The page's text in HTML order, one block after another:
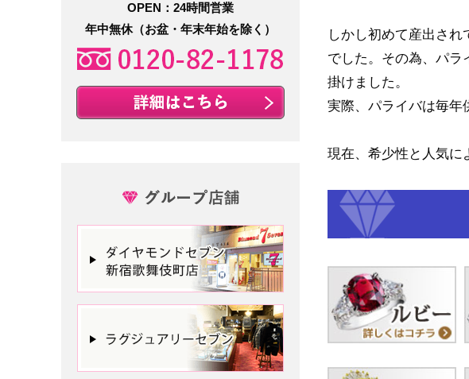
しかし初めて産出さ
でした。その為、パラ
掛けました。
実際、パライバは毎年
現在、希少性と人気に
OPEN：24時間営業
年中無休（お盆・年末年始を除く）